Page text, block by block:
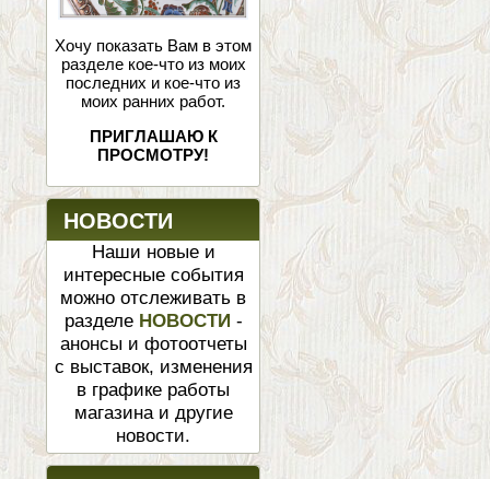
Хочу показать Вам в этом
разделе кое-что из моих
последних и кое-что из
моих ранних работ.
ПРИГЛАШАЮ К
ПРОСМОТРУ!
НОВОСТИ
Наши новые и
интересные события
можно отслеживать в
разделе НОВОСТИ -
анонсы и фотоотчеты
с выставок, изменения
в графике работы
магазина и другие
новости.